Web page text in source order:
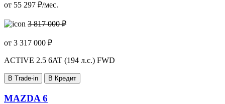
от 55 297 ₽/мес.
3 817 000 ₽
от 3 317 000 ₽
ACTIVE 2.5 6AT (194 л.с.) FWD
В Trade-in В Кредит
MAZDA 6